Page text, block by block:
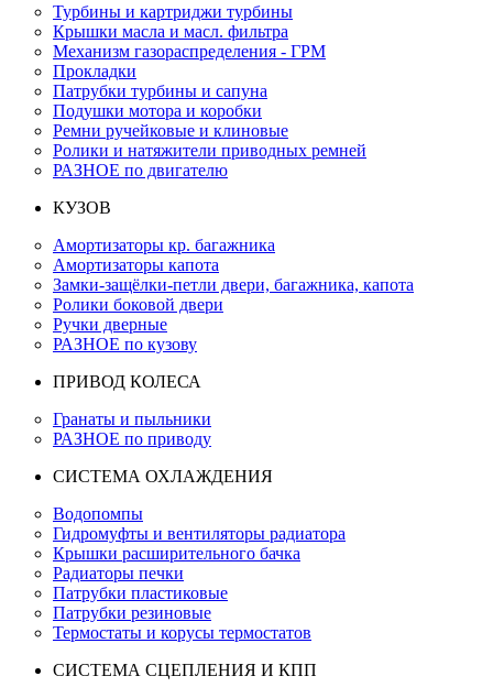
Турбины и картриджи турбины
Крышки масла и масл. фильтра
Механизм газораспределения - ГРМ
Прокладки
Патрубки турбины и сапуна
Подушки мотора и коробки
Ремни ручейковые и клиновые
Ролики и натяжители приводных ремней
РАЗНОЕ по двигателю
КУЗОВ
Амортизаторы кр. багажника
Амортизаторы капота
Замки-защёлки-петли двери, багажника, капота
Ролики боковой двери
Ручки дверные
РАЗНОЕ по кузову
ПРИВОД КОЛЕСА
Гранаты и пыльники
РАЗНОЕ по приводу
СИСТЕМА ОХЛАЖДЕНИЯ
Водопомпы
Гидромуфты и вентиляторы радиатора
Крышки расширительного бачка
Радиаторы печки
Патрубки пластиковые
Патрубки резиновые
Термостаты и корусы термостатов
СИСТЕМА СЦЕПЛЕНИЯ И КПП